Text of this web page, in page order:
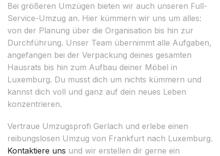
Bei größeren Umzügen bieten wir auch unseren Full-
Service-Umzug an. Hier kümmern wir uns um alles:
von der Planung über die Organisation bis hin zur
Durchführung. Unser Team übernimmt alle Aufgaben,
angefangen bei der Verpackung deines gesamten
Hausrats bis hin zum Aufbau deiner Möbel in
Luxemburg. Du musst dich um nichts kümmern und
kannst dich voll und ganz auf dein neues Leben
konzentrieren.
Vertraue Umzugsprofi Gerlach und erlebe einen
reibungslosen Umzug von Frankfurt nach Luxemburg.
Kontaktiere uns und wir erstellen dir gerne ein